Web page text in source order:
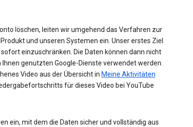
löschen, leiten wir umgehend das Verfahren zur
und unseren Systemen ein. Unser erstes Ziel
einzuschränken. Die Daten können dann nicht
genutzten Google-Dienste verwendet werden.
Video aus der Übersicht in Meine Aktivitäten
für dieses Video bei YouTube
ein, mit dem die Daten sicher und vollständig aus